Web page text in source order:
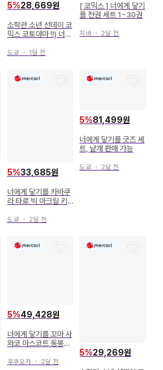
5%28,669원
소학관 소년 선데이 코
믹스 코토야마 !!) 너에
도쿄 ・ 1달 전
[ 코믹스 ] 너에게 닿기
를 전권 세트 1~30권
지바 ・ 2달 전
5%33,685원
너에게 닿기를 카바쿠
라 타로 빅 아크릴 키
도쿄 ・ 2달 전
5%81,499원
너에게 닿기를 굿즈 세
트, 낱개 판매 가능
도쿄 ・ 2달 전
5%49,428원
너에게 닿기를 꼬마 사
와코 마스코트 동봉판
후쿠오카・ 2달 전
5%29,269원